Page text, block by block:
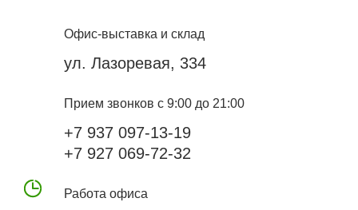
Офис-выставка и склад
ул. Лазоревая, 334
Прием звонков с 9:00 до 21:00
+7 937 097-13-19
+7 927 069-72-32
Работа офиса